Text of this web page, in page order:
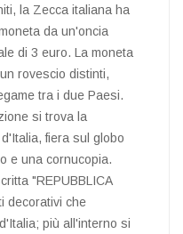
la Zecca italiana ha
da un'oncia
di 3 euro. La moneta
rovescio distinti,
tra i due Paesi.
si trova la
fiera sul globo
e una cornucopia.
"REPUBBLICA
decorativi che
più all'interno si